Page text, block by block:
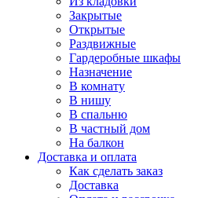
Закрытые
Открытые
Раздвижные
Гардеробные шкафы
Назначение
В комнату
В нишу
В спальню
В частный дом
На балкон
Доставка и оплата
Как сделать заказ
Доставка